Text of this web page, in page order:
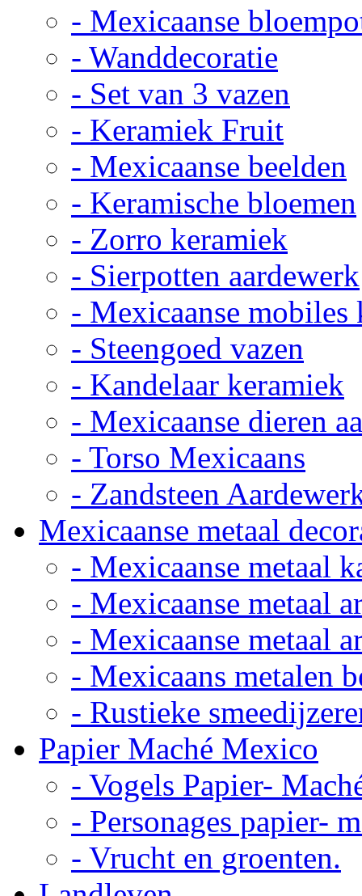
- Mexicaanse
- Wanddecoratie
- Set van 3 vazen
- Keramiek Fruit
- Mexicaanse beelden
- Keramische bloemen
- Zorro keramiek
- Sierpotten aardewerk
- Mexicaanse mobiles
- Steengoed vazen
- Kandelaar keramiek
- Mexicaanse dieren
- Torso Mexicaans
- Zandsteen
Mexicaanse metaal
- Mexicaanse metaal
- Mexicaanse metaal
- Mexicaanse metaal
- Mexicaans metalen
- Rustieke
Papier Maché Mexico
- Vogels Papier-
- Personages papier-
- Vrucht en groenten.